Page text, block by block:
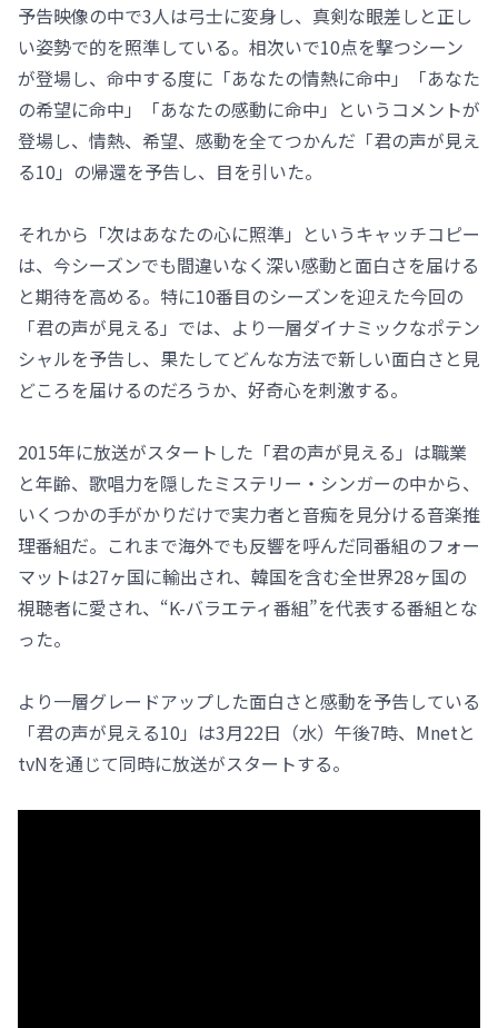
予告映像の中で3人は弓士に変身し、真剣な眼差しと正し
い姿勢で的を照準している。相次いで10点を撃つシーン
が登場し、命中する度に「あなたの情熱に命中」「あなた
の希望に命中」「あなたの感動に命中」というコメントが
登場し、情熱、希望、感動を全てつかんだ「君の声が見え
る10」の帰還を予告し、目を引いた。
それから「次はあなたの心に照準」というキャッチコピー
は、今シーズンでも間違いなく深い感動と面白さを届ける
と期待を高める。特に10番目のシーズンを迎えた今回の
「君の声が見える」では、より一層ダイナミックなポテン
シャルを予告し、果たしてどんな方法で新しい面白さと見
どころを届けるのだろうか、好奇心を刺激する。
2015年に放送がスタートした「君の声が見える」は職業
と年齢、歌唱力を隠したミステリー・シンガーの中から、
いくつかの手がかりだけで実力者と音痴を見分ける音楽推
理番組だ。これまで海外でも反響を呼んだ同番組のフォー
マットは27ヶ国に輸出され、韓国を含む全世界28ヶ国の
視聴者に愛され、“K-バラエティ番組”を代表する番組とな
った。
より一層グレードアップした面白さと感動を予告している
「君の声が見える10」は3月22日（水）午後7時、Mnetと
tvNを通じて同時に放送がスタートする。